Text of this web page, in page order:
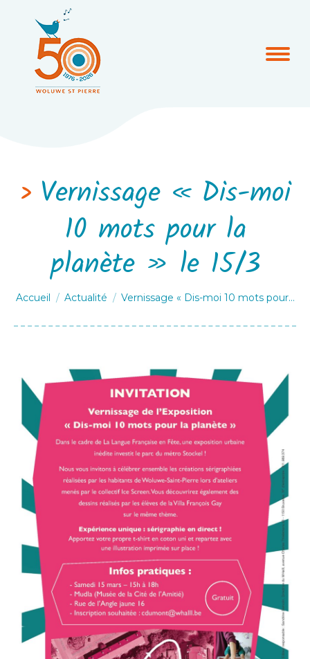
Vernissage « Dis-moi
10 mots pour la
planète » le 15/3
Vous êtes ici :
Accueil Actualité Vernissage « Dis-moi 10 mots pour…